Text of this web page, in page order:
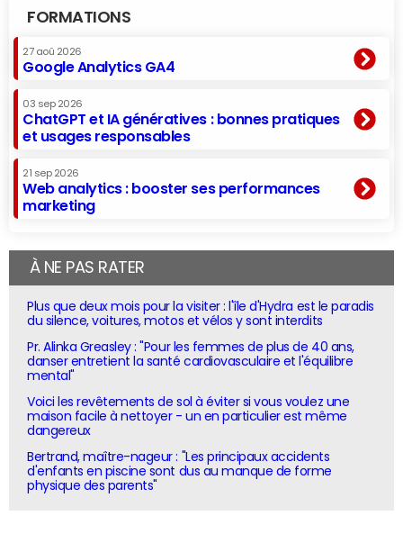
FORMATIONS
27 aoû 2026
Google Analytics GA4
03 sep 2026
ChatGPT et IA génératives : bonnes pratiques
et usages responsables
21 sep 2026
Web analytics : booster ses performances
marketing
À NE PAS RATER
Plus que deux mois pour la visiter : l'île d'Hydra est le paradis
du silence, voitures, motos et vélos y sont interdits
Pr. Alinka Greasley : "Pour les femmes de plus de 40 ans,
danser entretient la santé cardiovasculaire et l'équilibre
mental"
Voici les revêtements de sol à éviter si vous voulez une
maison facile à nettoyer - un en particulier est même
dangereux
Bertrand, maître-nageur : "Les principaux accidents
d'enfants en piscine sont dus au manque de forme
physique des parents"